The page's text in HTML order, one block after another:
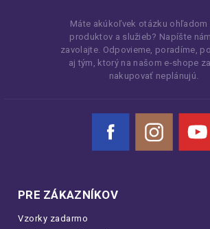
Máte akúkoľvek otázku ohľadom
produktov a služieb? Napíšte
zavolajte. Odpovieme, poradíme,
aj tým, ktorý na našom e-shope
nakupovať neplánujú.
Facebook Instagram YouTube
PRE ZÁKAZNÍKOV
Vzorky zadarmo